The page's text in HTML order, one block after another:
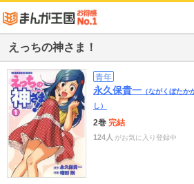
えっちの神さま！
青年
永久保貴一 （ながくぼたか
し）
2巻 完結
124人 がお気に入り登録中